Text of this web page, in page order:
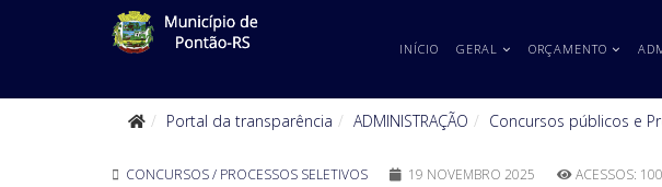
INÍCIO GERAL ORÇAMENTO
Portal da transparência ADMINISTRAÇÃO Concursos públicos e
CONCURSOS / PROCESSOS SELETIVOS 19 NOVEMBRO 2025 ACESSOS: